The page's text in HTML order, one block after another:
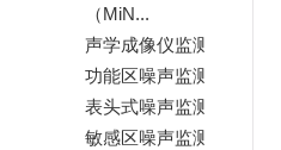
（MiN...
声学成像仪监测
功能区噪声监测子站
表头式噪声监测仪
敏感区噪声监测系统